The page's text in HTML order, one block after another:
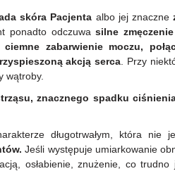
skóra Pacjenta albo jej znaczne
ponadto odczuwasilne zmęczenie
ciemne zabarwienie moczu,
akcją serca . Przy
wątroby.
znacznego spadku
długotrwałym, która nie
Jeśli występuje umiarkowanie
osłabienie, znużenie, co trudno